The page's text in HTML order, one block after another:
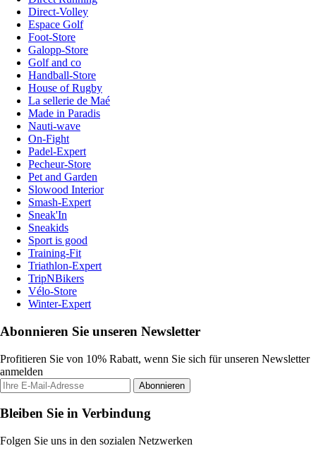
Direct-Volley
Espace Golf
Foot-Store
Galopp-Store
Golf and co
Handball-Store
House of Rugby
La sellerie de Maé
Made in Paradis
Nauti-wave
On-Fight
Padel-Expert
Pecheur-Store
Pet and Garden
Slowood Interior
Smash-Expert
Sneak'In
Sneakids
Sport is good
Training-Fit
Triathlon-Expert
TripNBikers
Vélo-Store
Winter-Expert
Abonnieren Sie unseren Newsletter
Profitieren Sie von 10% Rabatt, wenn Sie sich für unseren Newsletter
anmelden
Abonnieren
Bleiben Sie in Verbindung
Folgen Sie uns in den sozialen Netzwerken